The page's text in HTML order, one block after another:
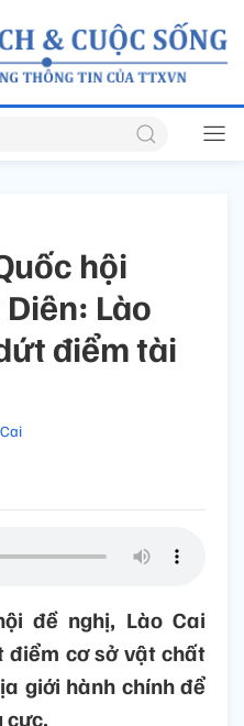
hội
Lào
điểm tài
đề nghị, Lào Cai
cơ sở vật chất
giới hành chính để
cực.